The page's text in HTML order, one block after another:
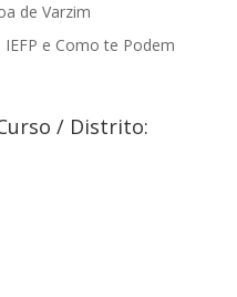
de Varzim
IEFP e Como te Podem
/ Distrito: